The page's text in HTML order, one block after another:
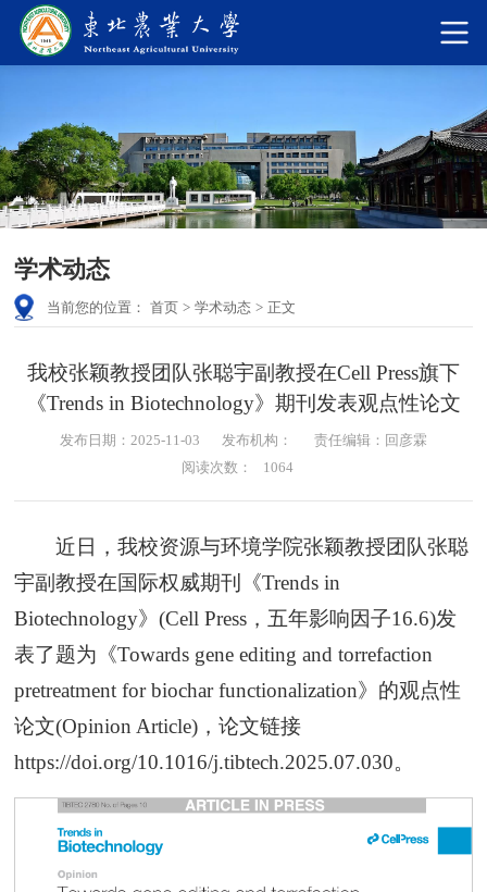
学术动态
当前您的位置： 首页 > 学术动态 > 正文
我校张颖教授团队张聪宇副教授在Cell Press旗下
《Trends in Biotechnology》期刊发表观点性论文
发布日期：2025-11-03 发布机构：
责任编辑：回彦霖
阅读次数：
1064
近日，我校资源与环境学院张颖教授团队张聪
宇副教授在国际权威期刊《Trends in
Biotechnology》(Cell Press，五年影响因子16.6)发
表了题为《Towards gene editing and torrefaction
pretreatment for biochar functionalization》的观点性
论文(Opinion Article)，论文链接
https://doi.org/10.1016/j.tibtech.2025.07.030。